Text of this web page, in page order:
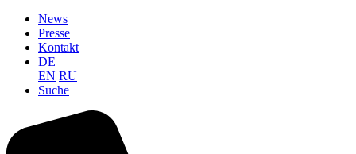
News
Presse
Kontakt
DE
EN RU
Suche